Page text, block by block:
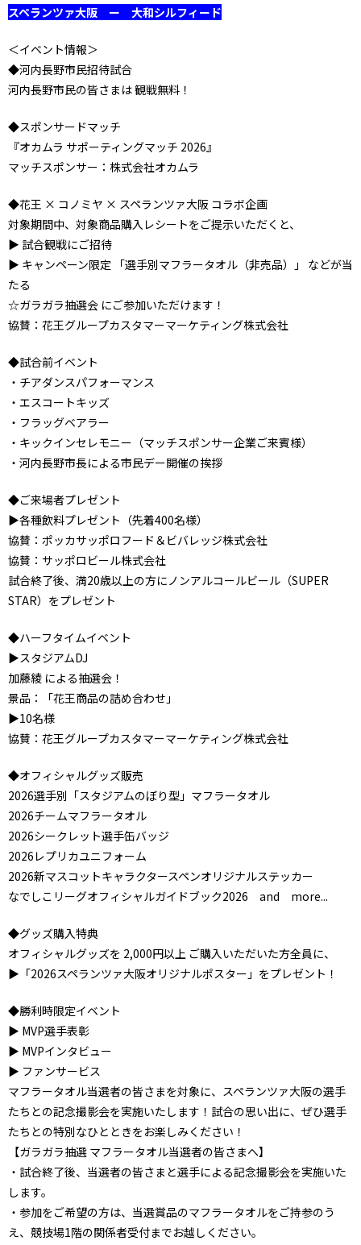
スペランツァ大阪 ー 大和シルフィード
＜イベント情報＞
◆河内長野市民招待試合
河内長野市民の皆さまは 観戦無料！
◆スポンサードマッチ
『オカムラ サポーティングマッチ 2026』
マッチスポンサー：株式会社オカムラ
◆花王 × コノミヤ × スペランツァ大阪 コラボ企画
対象期間中、対象商品購入レシートをご提示いただくと、
▶ 試合観戦にご招待
▶ キャンペーン限定 「選手別マフラータオル（非売品）」 などが当
たる
☆ガラガラ抽選会 にご参加いただけます！
協賛：花王グループカスタマーマーケティング株式会社
◆試合前イベント
・チアダンスパフォーマンス
・エスコートキッズ
・フラッグベアラー
・キックインセレモニー（マッチスポンサー企業ご来賓様）
・河内長野市長による市民デー開催の挨拶
◆ご来場者プレゼント
▶各種飲料プレゼント（先着400名様）
協賛：ポッカサッポロフード＆ビバレッジ株式会社
協賛：サッポロビール株式会社
試合終了後、満20歳以上の方にノンアルコールビール（SUPER
STAR）をプレゼント
◆ハーフタイムイベント
▶スタジアムDJ
加藤綾 による抽選会！
景品：「花王商品の詰め合わせ」
▶10名様
協賛：花王グループカスタマーマーケティング株式会社
◆オフィシャルグッズ販売
2026選手別「スタジアムのぼり型」マフラータオル
2026チームマフラータオル
2026シークレット選手缶バッジ
2026レプリカユニフォーム
2026新マスコットキャラクタースペンオリジナルステッカー
なでしこリーグオフィシャルガイドブック2026 and more...
◆グッズ購入特典
オフィシャルグッズを 2,000円以上 ご購入いただいた方全員に、
▶「2026スペランツァ大阪オリジナルポスター」をプレゼント！
◆勝利時限定イベント
▶ MVP選手表彰
▶ MVPインタビュー
▶ ファンサービス
マフラータオル当選者の皆さまを対象に、スペランツァ大阪の選手
たちとの記念撮影会を実施いたします！試合の思い出に、ぜひ選手
たちとの特別なひとときをお楽しみください！
【ガラガラ抽選 マフラータオル当選者の皆さまへ】
・試合終了後、当選者の皆さまと選手による記念撮影会を実施いた
します。
・参加をご希望の方は、当選賞品のマフラータオルをご持参のう
え、競技場1階の関係者受付までお越しください。